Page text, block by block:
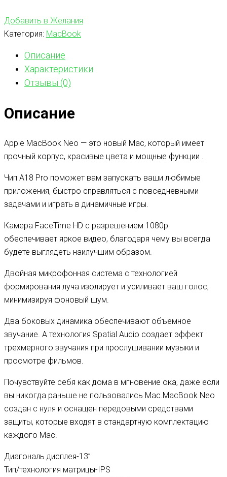
Добавить в Желания
Категория: MacBook
Описание
Характеристики
Отзывы (0)
Описание
Apple MacBook Neo — это новый Mac, который имеет
прочный корпус, красивые цвета и мощные функции .
Чип A18 Pro поможет вам запускать ваши любимые
приложения, быстро справляться с повседневными
задачами и играть в динамичные игры.
Камера FaceTime HD с разрешением 1080p
обеспечивает яркое видео, благодаря чему вы всегда
будете выглядеть наилучшим образом.
Двойная микрофонная система с технологией
формирования луча изолирует и усиливает ваш голос,
минимизируя фоновый шум.
Два боковых динамика обеспечивают объемное
звучание. А технология Spatial Audio создает эффект
трехмерного звучания при прослушивании музыки и
просмотре фильмов.
Почувствуйте себя как дома в мгновение ока, даже если
вы никогда раньше не пользовались Mac.MacBook Neo
создан с нуля и оснащен передовыми средствами
защиты, которые входят в стандартную комплектацию
каждого Mac.
Диагональ дисплея-13”
Тип/технология матрицы-IPS